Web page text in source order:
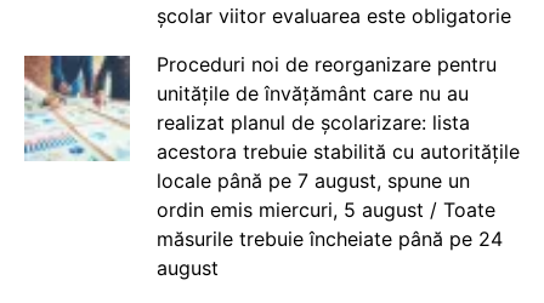
școlar viitor evaluarea este obligatorie
Proceduri noi de reorganizare pentru
unitățile de învățământ care nu au
realizat planul de școlarizare: lista
acestora trebuie stabilită cu autoritățile
locale până pe 7 august, spune un
ordin emis miercuri, 5 august / Toate
măsurile trebuie încheiate până pe 24
august